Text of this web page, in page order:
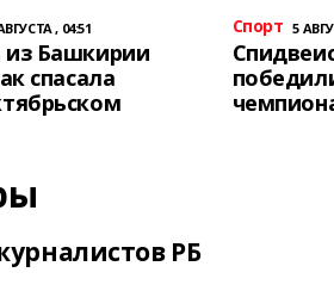
, 04:51
из Башкирии
спасала
Спорт 5
РБ